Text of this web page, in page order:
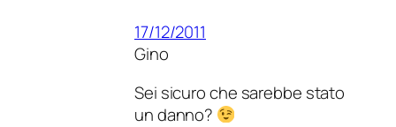
17/12/2011
Gino
Sei sicuro che sarebbe stato
un danno?